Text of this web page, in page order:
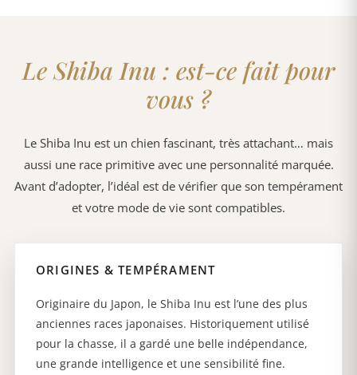
orienter).
ou future portée selon vos critères (sexe,
délai, caractère).
procédure de réservation de façon claire et
4 Suivi jusqu’au départ :photos, conseils,
préparation… Le choix de votre chiot
Le Shiba Inu : est-ce fait pour
vous ?
Le Shiba Inu est un chien fascinant, très attachant… mais
aussi une race primitive avec une personnalité marquée.
Avant d’adopter, l’idéal est de vérifier que son tempérament
et votre mode de vie sont compatibles.
ORIGINES & TEMPÉRAMENT
Originaire du Japon, le Shiba Inu est l’une des plus
anciennes races japonaises. Historiquement utilisé
pour la chasse, il a gardé une belle indépendance,
une grande intelligence et une sensibilité fine.